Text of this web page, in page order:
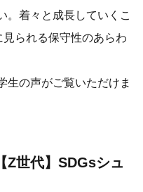
。着々と成長していくこ
られる保守性のあらわ
生の声がご覧いただけま
Z世代】SDGsシュ